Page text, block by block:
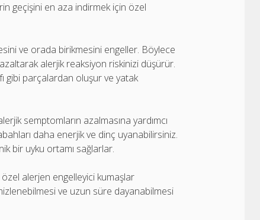
geçişini en aza indirmek için özel
ve orada birikmesini engeller. Böylece
alerjik reaksiyon riskinizi düşürür.
gibi parçalardan oluşur ve yatak
semptomların azalmasına yardımcı
daha enerjik ve dinç uyanabilirsiniz.
bir uyku ortamı sağlarlar.
alerjen engelleyici kumaşlar
ve uzun süre dayanabilmesi